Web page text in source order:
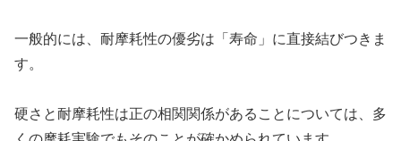
一般的には、耐摩耗性の優劣は「寿命」に直接結びつきま
す。
硬さと耐摩耗性は正の相関関係があることについては、多